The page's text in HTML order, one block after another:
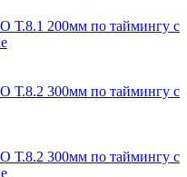
200мм по таймингу с
300мм по таймингу с
300мм по таймингу с